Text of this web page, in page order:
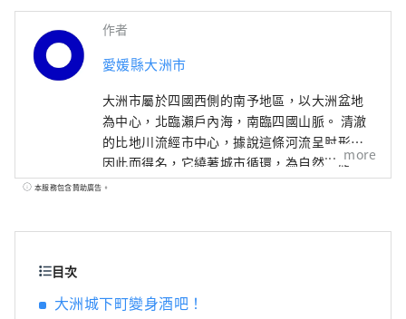
作者
愛媛縣大洲市
大洲市屬於四國西側的南予地區，以大洲盆地
為中心，北臨瀨戶內海，南臨四國山脈。 清澈
的比地川流經市中心，據說這條河流呈肘形，
因此而得名，它繞著城市循環，為自然、歷
史、文化和社會帶來了許多福祉。 江戶時代，
more
本服務包含贊助廣告。
目次
大洲城下町變身酒吧！